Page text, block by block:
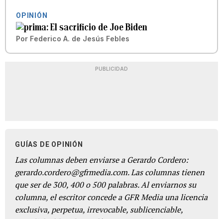
OPINIÓN
El sacrificio de Joe Biden
Por Federico A. de Jesús Febles
PUBLICIDAD
GUÍAS DE OPINIÓN
Las columnas deben enviarse a Gerardo Cordero:
gerardo.cordero@gfrmedia.com. Las columnas tienen
que ser de 300, 400 o 500 palabras. Al enviarnos su
columna, el escritor concede a GFR Media una licencia
exclusiva, perpetua, irrevocable, sublicenciable,